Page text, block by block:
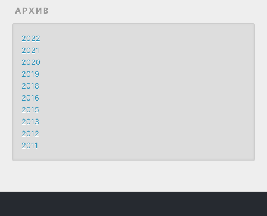
АРХИВ
2022
2021
2020
2019
2018
2016
2015
2013
2012
2011